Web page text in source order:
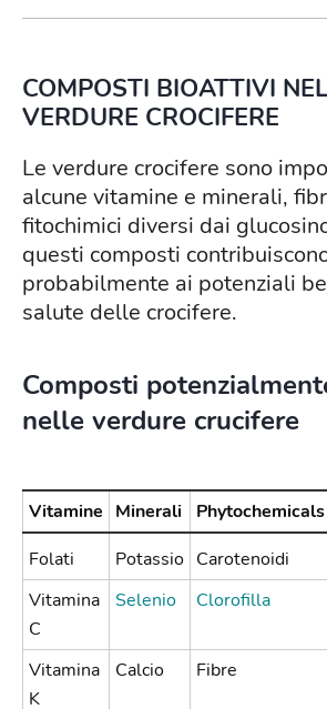
COMPOSTI BIOATTIVI
VERDURE CROCIFERE
Le verdure crocifere sono
alcune vitamine e minerali,
fitochimici diversi dai
questi composti
probabilmente ai potenziali
salute delle crocifere.
Composti
nelle verdure crucifere
Vitamine Minerali
Phytochemicals
Folati
Potassio Carotenoidi
Vitamina
C
Selenio Clorofilla
Vitamina
K
Calcio Fibre